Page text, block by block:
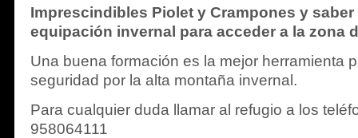
Imprescindibles Piolet y Crampones y
equipación invernal para acceder a la zona
Una buena formación es la mejor herramienta
seguridad por la alta montaña invernal.
Para cualquier duda llamar al refugio a los
958064111